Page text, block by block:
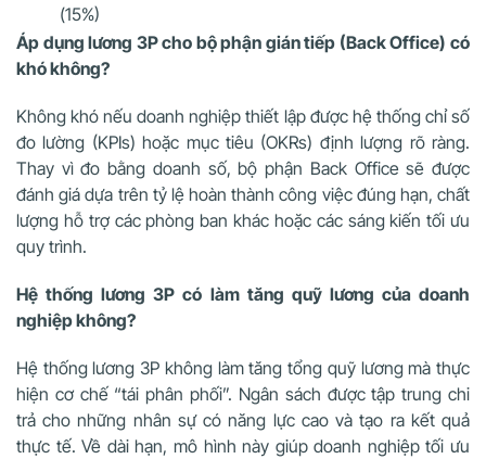
(15%)
Áp dụng lương 3P cho bộ phận gián tiếp (Back Office) có
khó không?
Không khó nếu doanh nghiệp thiết lập được hệ thống chỉ số
đo lường (KPIs) hoặc mục tiêu (OKRs) định lượng rõ ràng.
Thay vì đo bằng doanh số, bộ phận Back Office sẽ được
đánh giá dựa trên tỷ lệ hoàn thành công việc đúng hạn, chất
lượng hỗ trợ các phòng ban khác hoặc các sáng kiến tối ưu
quy trình.
Hệ thống lương 3P có làm tăng quỹ lương của doanh
nghiệp không?
Hệ thống lương 3P không làm tăng tổng quỹ lương mà thực
hiện cơ chế “tái phân phối”. Ngân sách được tập trung chi
trả cho những nhân sự có năng lực cao và tạo ra kết quả
thực tế. Về dài hạn, mô hình này giúp doanh nghiệp tối ưu